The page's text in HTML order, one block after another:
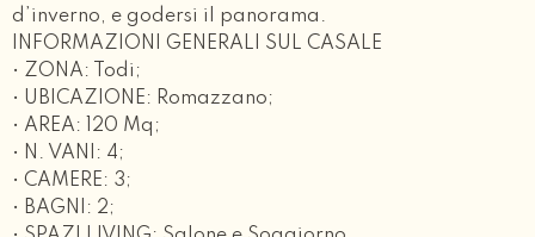
d’inverno, e godersi il panorama.
INFORMAZIONI GENERALI SUL CASALE
• ZONA: Todi;
• UBICAZIONE: Romazzano;
• AREA: 120 Mq;
• N. VANI: 4;
• CAMERE: 3;
• BAGNI: 2;